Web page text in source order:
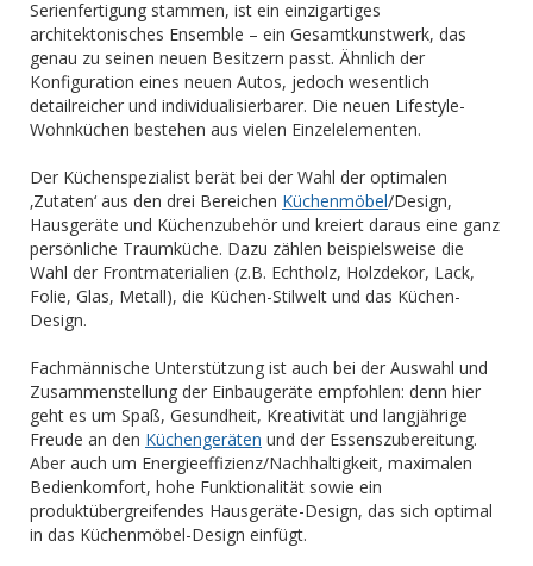
Serienfertigung stammen, ist ein einzigartiges
architektonisches Ensemble – ein Gesamtkunstwerk, das
genau zu seinen neuen Besitzern passt. Ähnlich der
Konfiguration eines neuen Autos, jedoch wesentlich
detailreicher und individualisierbarer. Die neuen Lifestyle-
Wohnküchen bestehen aus vielen Einzelelementen.
Der Küchenspezialist berät bei der Wahl der optimalen
‚Zutaten‘ aus den drei Bereichen Küchenmöbel/Design,
Hausgeräte und Küchenzubehör und kreiert daraus eine ganz
persönliche Traumküche. Dazu zählen beispielsweise die
Wahl der Frontmaterialien (z.B. Echtholz, Holzdekor, Lack,
Folie, Glas, Metall), die Küchen-Stilwelt und das Küchen-
Design.
Fachmännische Unterstützung ist auch bei der Auswahl und
Zusammenstellung der Einbaugeräte empfohlen: denn hier
geht es um Spaß, Gesundheit, Kreativität und langjährige
Freude an den Küchengeräten und der Essenszubereitung.
Aber auch um Energieeffizienz/Nachhaltigkeit, maximalen
Bedienkomfort, hohe Funktionalität sowie ein
produktübergreifendes Hausgeräte-Design, das sich optimal
in das Küchenmöbel-Design einfügt.